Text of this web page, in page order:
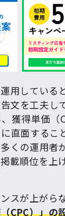
用している
文を工夫し
獲得単価（
直面するこ
くの運用者
載順位を上
スが上がら
CPC）」の